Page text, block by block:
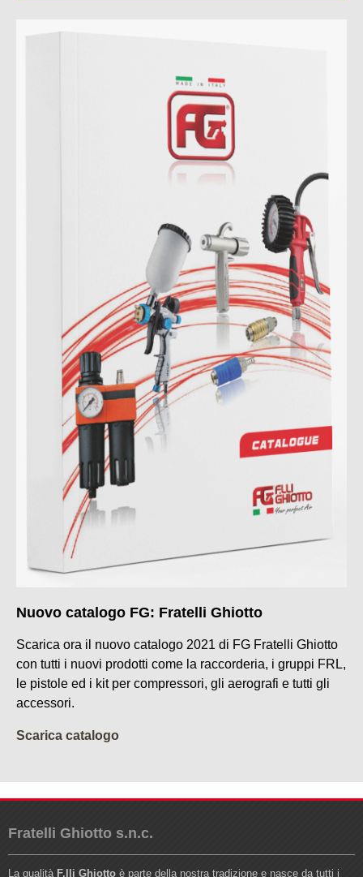
Nuovo catalogo FG: Fratelli Ghiotto
Scarica ora il nuovo catalogo 2021 di FG Fratelli Ghiotto
con tutti i nuovi prodotti come la raccorderia, i gruppi FRL,
le pistole ed i kit per compressori, gli aerografi e tutti gli
accessori.
Scarica catalogo
Fratelli Ghiotto s.n.c.
La qualità F.lli Ghiotto è parte della nostra tradizione e nasce da tutti i